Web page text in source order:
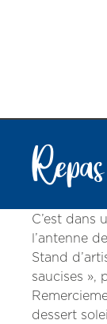
C’est dans
l’antenne
Stand
saucises »,
dessert